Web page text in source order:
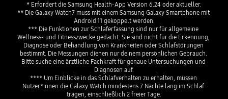
* Erfordert die Samsung Health-App Version 6.24 oder aktueller.
** Die Galaxy Watch7 muss mit einem Samsung Galaxy Smartphone mit
Android 11 gekoppelt werden.
*** Die Funktionen zur Schlaferfassung sind nur für allgemeine
Wellness- und Fitnesszwecke gedacht. Sie sind nicht für die Erkennung,
Diagnose oder Behandlung von Krankheiten oder Schlafstörungen
bestimmt. Die Messungen dienen nur deinem persönlichen Gebrauch.
Bitte suche eine ärztliche Fachkraft für genaue Untersuchungen und
Diagnosen auf.
**** Um Einblicke in das Schlafverhalten zu erhalten, müssen
Nutzer*innen die Galaxy Watch mindestens 7 Nächte lang im Schlaf
tragen, einschließlich 2 freier Tage.